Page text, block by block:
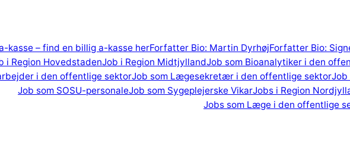
kasse – find en billig a-kasse herForfatter Bio: Martin DyrhøjForfatter Bio:
i Region HovedstadenJob i Region MidtjyllandJob som Bioanalytiker i den
i den offentlige sektorJob som Lægesekretær i den offentlige sektorJob
Job som SOSU-personaleJob som Sygeplejerske VikarJobs i Region
Jobs som Læge i den offentlige